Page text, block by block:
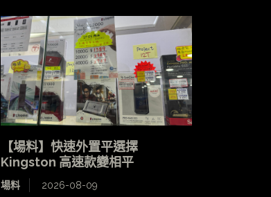
【場料】快速外置平選擇
Kingston 高速款變相平
場料 2026-08-09